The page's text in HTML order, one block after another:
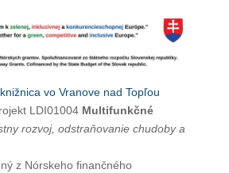
vo Vranove nad Topľou
LDI01004 Multifunkčné
rozvoj, odstraňovanie chudoby a
z Nórskeho finančného